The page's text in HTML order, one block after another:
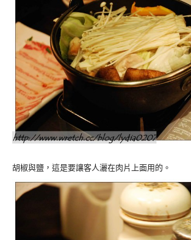
胡椒與鹽，這是要讓客人灑在肉片上面用的。